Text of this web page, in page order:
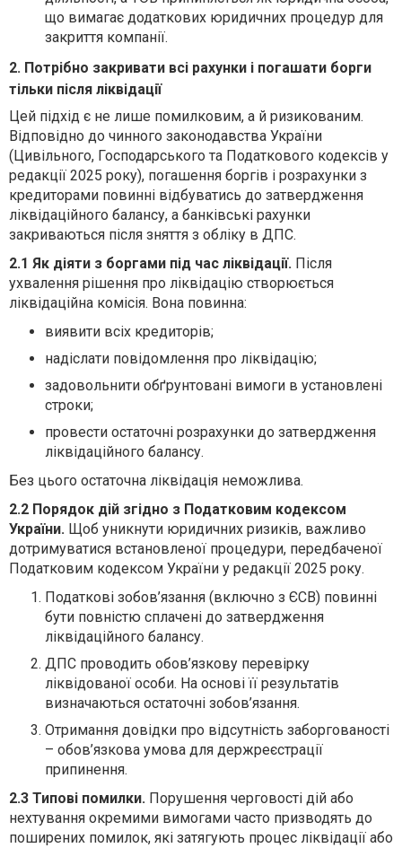
що вимагає додаткових юридичних процедур для
закриття компанії.
2. Потрібно закривати всі рахунки і погашати борги
тільки після ліквідації
Цей підхід є не лише помилковим, а й ризикованим.
Відповідно до чинного законодавства України
(Цивільного, Господарського та Податкового кодексів у
редакції 2025 року), погашення боргів і розрахунки з
кредиторами повинні відбуватись до затвердження
ліквідаційного балансу, а банківські рахунки
закриваються після зняття з обліку в ДПС.
2.1 Як діяти з боргами під час ліквідації. Після
ухвалення рішення про ліквідацію створюється
ліквідаційна комісія. Вона повинна:
виявити всіх кредиторів;
надіслати повідомлення про ліквідацію;
задовольнити обґрунтовані вимоги в установлені
строки;
провести остаточні розрахунки до затвердження
ліквідаційного балансу.
Без цього остаточна ліквідація неможлива.
2.2 Порядок дій згідно з Податковим кодексом
України. Щоб уникнути юридичних ризиків, важливо
дотримуватися встановленої процедури, передбаченої
Податковим кодексом України у редакції 2025 року.
Податкові зобов’язання (включно з ЄСВ) повинні
бути повністю сплачені до затвердження
ліквідаційного балансу.
ДПС проводить обов’язкову перевірку
ліквідованої особи. На основі її результатів
визначаються остаточні зобов’язання.
Отримання довідки про відсутність заборгованості
– обов’язкова умова для держреєстрації
припинення.
2.3 Типові помилки. Порушення черговості дій або
нехтування окремими вимогами часто призводять до
поширених помилок, які затягують процес ліквідації або